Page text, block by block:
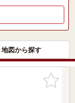
地図から探す
お気に入
りに追加